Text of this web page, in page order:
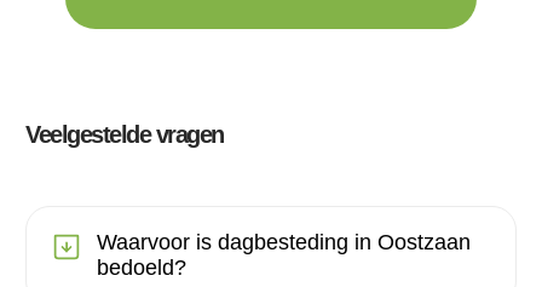
Veelgestelde vragen
Waarvoor is dagbesteding in Oostzaan
bedoeld?